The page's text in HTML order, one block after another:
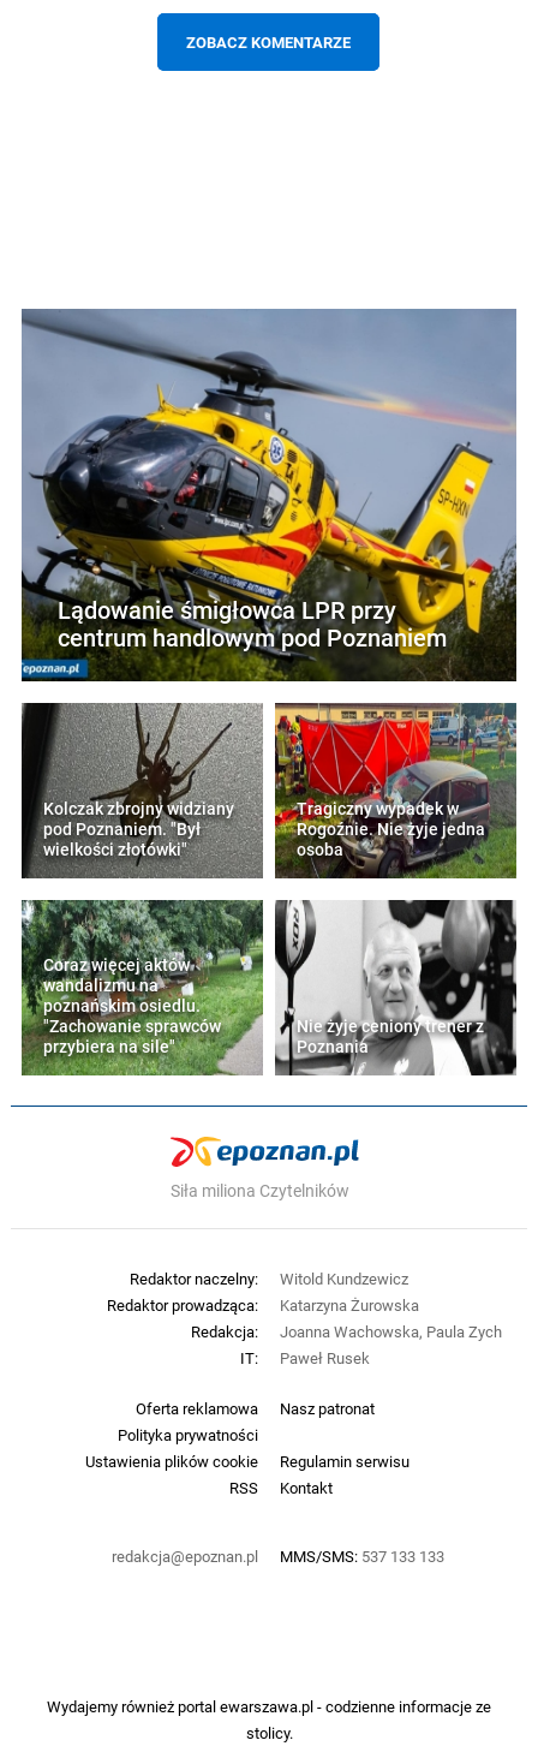
ZOBACZ KOMENTARZE
Lądowanie śmigłowca LPR przy
centrum handlowym pod Poznaniem
Kolczak zbrojny widziany
pod Poznaniem. "Był
wielkości złotówki"
Tragiczny wypadek w
Rogoźnie. Nie żyje jedna
osoba
Coraz więcej aktów
wandalizmu na
poznańskim osiedlu.
"Zachowanie sprawców
przybiera na sile"
Nie żyje ceniony trener z
Poznania
Siła miliona Czytelników
Oferta reklamowa
Nasz patronat
Polityka prywatności
Ustawienia plików cookie
Regulamin serwisu
RSS
Kontakt
redakcja@epoznan.pl MMS/SMS: 537 133 133
Redaktor naczelny:
Witold Kundzewicz
Redaktor prowadząca:
Katarzyna Żurowska
Redakcja:
Joanna Wachowska, Paula Zych
IT:
Paweł Rusek
Wydajemy również portalewarszawa.pl- codzienne informacje ze
stolicy.